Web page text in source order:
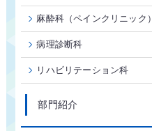
麻酔科（ペインクリニック）
病理診断科
リハビリテーション科
部門紹介